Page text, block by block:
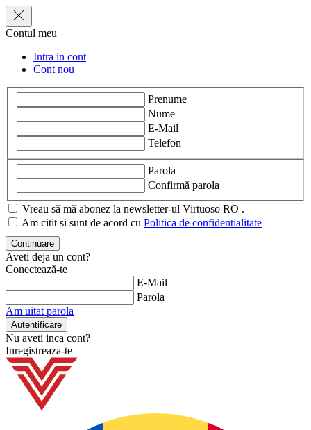
Contul meu
Intra in cont
Cont nou
Prenume
Nume
E-Mail
Telefon
Parola
Confirmă parola
Vreau să mă abonez la newsletter-ul Virtuoso RO .
Am citit si sunt de acord cu Politica de confidentialitate
Aveti deja un cont?
Conectează-te
E-Mail
Parola
Am uitat parola
Nu aveti inca cont?
Inregistreaza-te